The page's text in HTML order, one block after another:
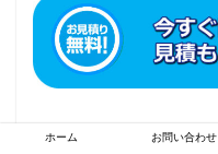
ホーム お問い合わせ